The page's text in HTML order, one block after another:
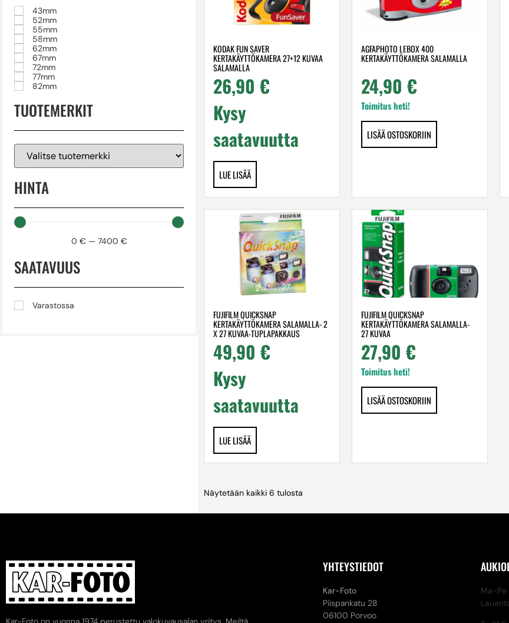
43mm
52mm
55mm
58mm
62mm
67mm
72mm
77mm
82mm
TUOTEMERKIT
HINTA
0 € — 7400 €
SAATAVUUS
Varastossa
KODAK FUN SAVER
KERTAKÄYTTÖKAMERA 27+12 KUVAA
SALAMALLA
26,90 €
Kysy
saatavuutta
LUE LISÄÄ
AGFAPHOTO LEBOX 400
KERTAKÄYTTÖKAMERA SALAMALLA
24,90 €
Toimitus heti!
LISÄÄ OSTOSKORIIN
FUJIFILM QUICKSNAP
KERTAKÄYTTÖKAMERA SALAMALLA- 2
X 27 KUVAA-TUPLAPAKKAUS
49,90 €
Kysy
saatavuutta
LUE LISÄÄ
FUJIFILM QUICKSNAP
KERTAKÄYTTÖKAMERA SALAMALLA-
27 KUVAA
27,90 €
Toimitus heti!
LISÄÄ OSTOSKORIIN
Näytetään kaikki 6 tulosta
YHTEYSTIEDOT
Kar-Foto
Piispankatu 28
06100 Porvoo
Ma-